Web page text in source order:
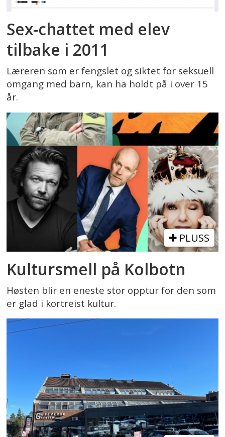
Sex-chattet med elev
tilbake i 2011
Læreren som er fengslet og siktet for seksuell
omgang med barn, kan ha holdt på i over 15
år.
PLUSS
Kultursmell på Kolbotn
Høsten blir en eneste stor opptur for den som
er glad i kortreist kultur.